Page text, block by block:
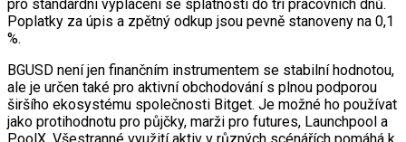
pro standardní vyplacení se splatností do tří pracovních dnů.
Poplatky za úpis a zpětný odkup jsou pevně stanoveny na 0,1
%.
BGUSD není jen finančním instrumentem se stabilní hodnotou,
ale je určen také pro aktivní obchodování s plnou podporou
širšího ekosystému společnosti Bitget. Je možné ho používat
jako protihodnotu pro půjčky, marži pro futures, Launchpool a